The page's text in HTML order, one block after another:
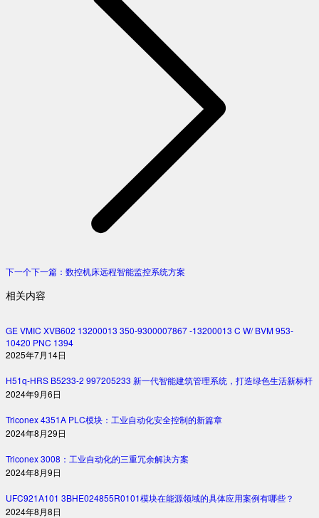
下一个下一篇： 数控机床远程智能监控系统方案
相关内容
GE VMIC XVB602 13200013 350-9300007867 -13200013 C W/ BVM 953-
10420 PNC 1394
2025年7月14日
H51q-HRS B5233-2 997205233 新一代智能建筑管理系统，打造绿色生活新标杆
2024年9月6日
Triconex 4351A PLC模块：工业自动化安全控制的新篇章
2024年8月29日
Triconex 3008：工业自动化的三重冗余解决方案
2024年8月9日
UFC921A101 3BHE024855R0101模块在能源领域的具体应用案例有哪些？
2024年8月8日